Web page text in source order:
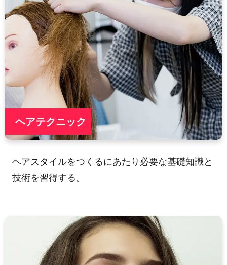
ヘアテクニック
ヘアスタイルをつくるにあたり必要な基礎知識と
技術を習得する。